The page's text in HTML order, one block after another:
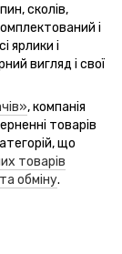
сколів,
і
ярлики і
вигляд і свої
, компанія
товарів
що
товарів
обміну.